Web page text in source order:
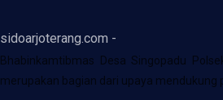
sidoarjoterang.com -
Bhabinkamtibmas Desa Singopadu
merupakan bagian dari upaya